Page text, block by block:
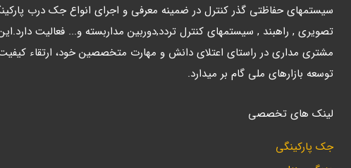
سیستمهای حفاظتی گذر کنترل در ضمینه معرفی و اجرای انواع جک درب
تصویری , راهبند , سیستمهای کنترل تردد,دوربین مداربسته و... فعالیت
مشتری مداری در راستای اعتلای دانش و مهارت متخصصین خود، ارتقاء
توسعه بازارهای ملی گام بر میدارد.
لینک های تخصصی
جک پارکینگی